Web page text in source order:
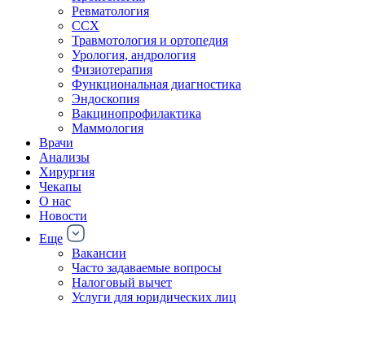
Ревматология
ССХ
Травмотология и ортопедия
Урология, андрология
Физиотерапия
Функциональная диагностика
Эндоскопия
Вакцинопрофилактика
Маммология
Врачи
Анализы
Хирургия
Чекапы
О нас
Новости
Еще
Вакансии
Часто задаваемые вопросы
Налоговый вычет
Услуги для юридических лиц